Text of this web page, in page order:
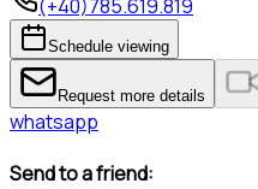
(+40)785.619.819
Schedule viewing
Request more details
whatsapp
Send to a friend: